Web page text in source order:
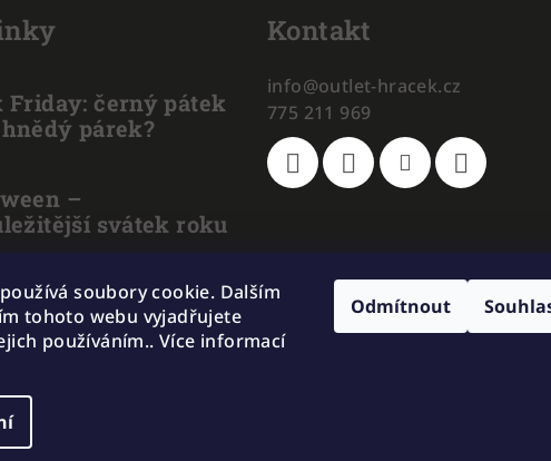
soubory cookie. Dalším
tohoto webu vyjadřujete
používáním.. Více informací
Odmítnout
Friday: černý pátek
párek?
–
svátek roku
pravého
od levného
Kontakt
info@outlet-hracek.cz
775 211 969